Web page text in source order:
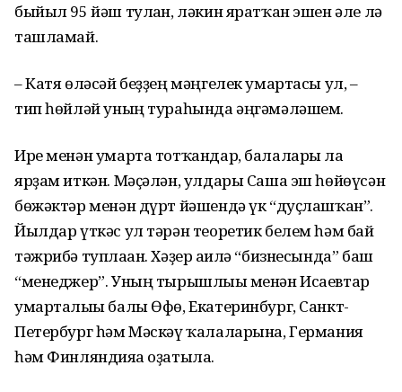
быйыл 95 йәш тулған, ләкин яратҡан эшен әле лә
ташламай.
– Катя өләсәй беҙҙең мәңгелек умартасы ул, –
тип һөйләй уның тураһында әңгәмәләшем.
Ире менән умарта тотҡандар, балалары ла
ярҙам иткән. Мәҫәлән, улдары Саша эш һөйөүсән
бөжәктәр менән дүрт йәшендә үк “дуҫлашҡан”.
Йылдар үткәс ул тәрән теоретик белем һәм бай
тәжрибә туплаған. Хәҙер ғаилә “бизнесында” баш
“менеджер”. Уның тырышлығы менән Исаевтар
умарталығы балы Өфө, Екатеринбург, Санкт-
Петербург һәм Мәскәү ҡалаларына, Германия
һәм Финляндияға оҙатыла.